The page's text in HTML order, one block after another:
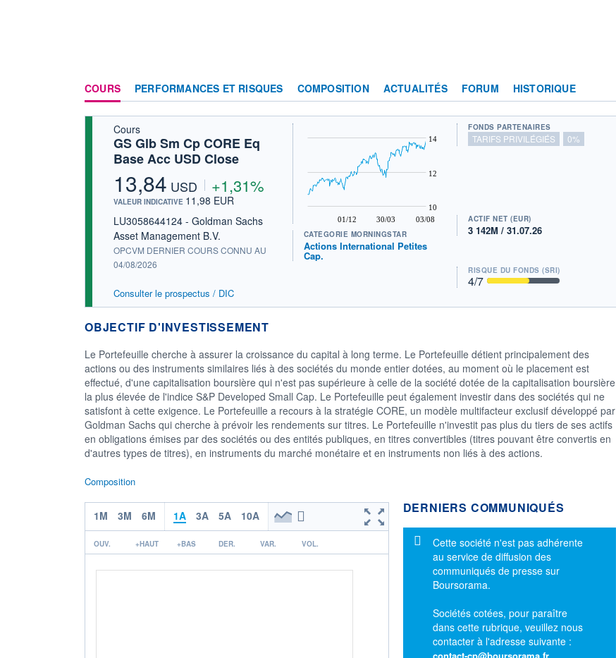
COURS PERFORMANCES ET RISQUES COMPOSITION ACTUALITÉS FORUM HISTORIQUE
Cours
GS Glb Sm Cp CORE Eq
Base Acc USD Close
13,84 USD +1,31%
VALEUR INDICATIVE 11,98 EUR
LU3058644124 - Goldman Sachs
Asset Management B.V.
OPCVM DERNIER COURS CONNU AU
04/08/2026
Consulter le prospectus / DIC
01/12 30/03 03/08
10
12
14
CATÉGORIE MORNINGSTAR
Actions International Petites
Cap.
FONDS PARTENAIRES
TARIFS PRIVILÉGIÉS 0%
ACTIF NET (EUR)
3 142M / 31.07.26
RISQUE DU FONDS (SRI)
4/7
OBJECTIF D'INVESTISSEMENT
Le Portefeuille cherche à assurer la croissance du capital à long terme. Le Portefeuille détient principalement des
actions ou des instruments similaires liés à des sociétés du monde entier dotées, au moment où le placement est
effectué, d'une capitalisation boursière qui n'est pas supérieure à celle de la société dotée de la capitalisation boursière
la plus élevée de l'indice S&P Developed Small Cap. Le Portefeuille peut également investir dans des sociétés qui ne
satisfont à cette exigence. Le Portefeuille a recours à la stratégie CORE, un modèle multifacteur exclusif développé par
Goldman Sachs qui cherche à prévoir les rendements sur titres. Le Portefeuille n'investit pas plus du tiers de ses actifs
en obligations émises par des sociétés ou des entités publiques, en titres convertibles (titres pouvant être convertis en
d'autres types de titres), en instruments du marché monétaire et en instruments non liés à des actions.
Composition
1M 3M 6M 1A 3A 5A 10A
OUV. +HAUT +BAS DER. VAR. VOL.
DERNIERS COMMUNIQUÉS
Message d'information
Cette société n'est pas adhérente
au service de diffusion des
communiqués de presse sur
Boursorama.
Sociétés cotées, pour paraître
dans cette rubrique, veuillez nous
contacter à l'adresse suivante :